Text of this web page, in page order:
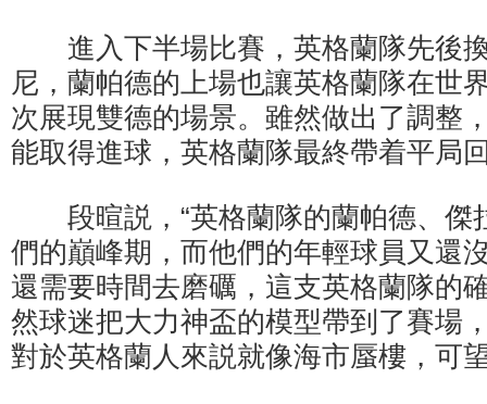
進入下半場比賽，英格蘭隊先後
尼，蘭帕德的上場也讓英格蘭隊在世
次展現雙德的場景。雖然做出了調整
能取得進球，英格蘭隊最終帶着平局
段暄説，“英格蘭隊的蘭帕德、傑
們的巔峰期，而他們的年輕球員又還
還需要時間去磨礪，這支英格蘭隊的
然球迷把大力神盃的模型帶到了賽場
對於英格蘭人來説就像海市蜃樓，可